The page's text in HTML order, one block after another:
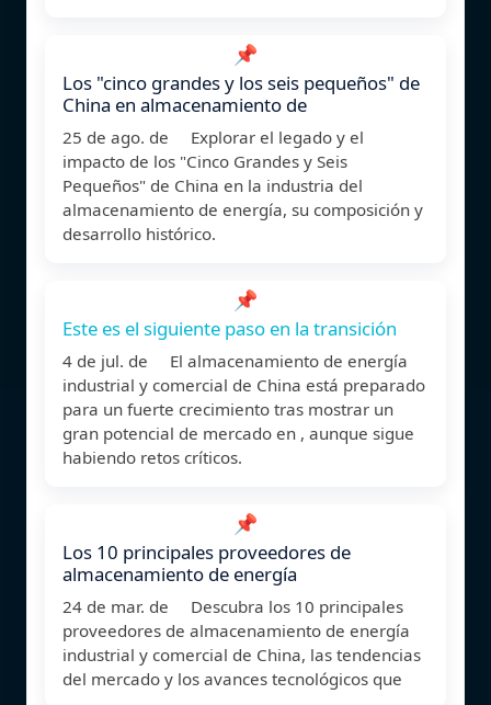
📌
Los "cinco grandes y los seis pequeños" de
China en almacenamiento de
25 de ago. de Explorar el legado y el
impacto de los "Cinco Grandes y Seis
Pequeños" de China en la industria del
almacenamiento de energía, su composición y
desarrollo histórico.
📌
Este es el siguiente paso en la transición
4 de jul. de El almacenamiento de energía
industrial y comercial de China está preparado
para un fuerte crecimiento tras mostrar un
gran potencial de mercado en , aunque sigue
habiendo retos críticos.
📌
Los 10 principales proveedores de
almacenamiento de energía
24 de mar. de Descubra los 10 principales
proveedores de almacenamiento de energía
industrial y comercial de China, las tendencias
del mercado y los avances tecnológicos que